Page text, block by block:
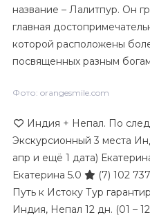
название – Лалитпур. Он
главная
которой расположены
посвященных разным
Фото: orangesmile.com
Индия + Непал. По
Экскурсионный 3 места
апр и ещё 1 дата)
Екатерина 5.0
(7) 102
Путь к Истоку Тур
Индия, Непал 12 дн. (01 –